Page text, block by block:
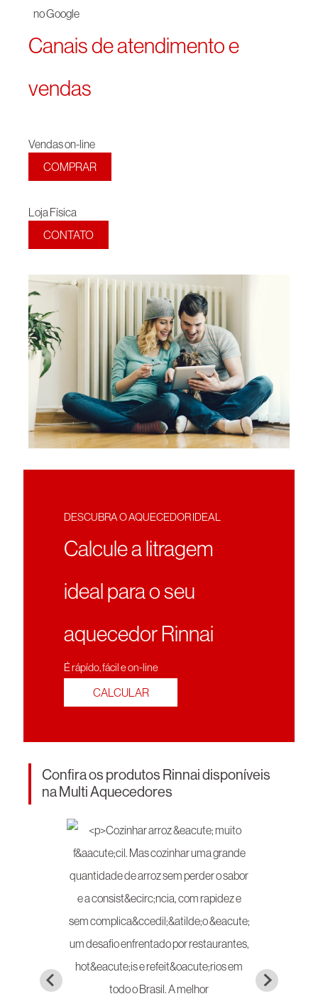
no Google
Canais de atendimento e
vendas
Vendas on-line
COMPRAR
Loja Física
CONTATO
DESCUBRA O AQUECEDOR IDEAL
Calcule a litragem
ideal para o seu
aquecedor Rinnai
É rápído, fácil e on-line
Confira os produtos Rinnai disponíveis
na Multi Aquecedores